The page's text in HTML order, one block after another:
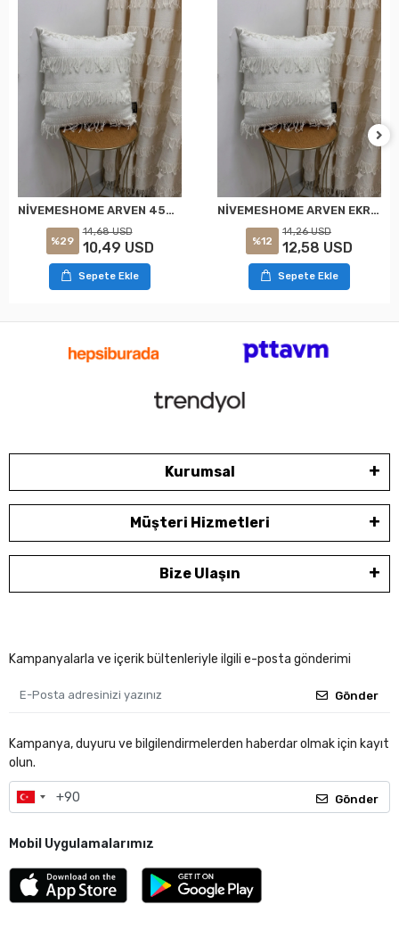
NİVEMESHOME ARVEN 45X45 EKRU KIRLENT KILIFI
%29
14,68 USD
10,49 USD
Sepete Ekle
NİVEMESHOME ARVEN EKRU 45X45 DOLGULU KIRLENT KILIFI
%12
14,26 USD
12,58 USD
Sepete Ekle
Kurumsal
Müşteri Hizmetleri
Bize Ulaşın
Kampanyalarla ve içerik bültenleriyle ilgili e-posta gönderimi
Gönder
Kampanya, duyuru ve bilgilendirmelerden haberdar olmak için kayıt
olun.
Gönder
Mobil Uygulamalarımız